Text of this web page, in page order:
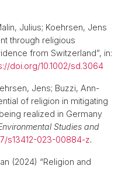
Julius; Koehrsen, Jens
through religious
from Switzerland”, in:
doi.org/10.1002/sd.3064
Jens; Buzzi, Ann-
of religion in mitigating
realized in Germany
Studies and
s13412-023-00884-z.
(2024) “Religion and